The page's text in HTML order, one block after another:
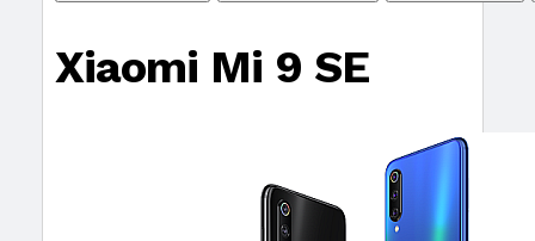
Xiaomi Mi 9 SE